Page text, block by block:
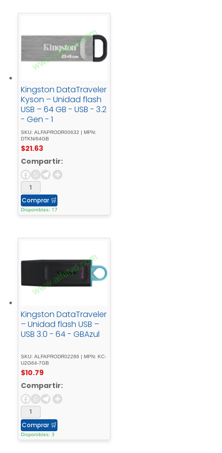
Kingston DataTraveler
Kyson – Unidad flash
USB – 64 GB - USB - 3.2
- Gen - 1
SKU: ALFAPRODR00632 | MPN:
DTKN/64GB
$21.63
Compartir:
Comprar 🛒
Disponibles: 17
Kingston DataTraveler
– Unidad flash USB –
USB 3.0 - 64 - GBAzul
SKU: ALFAPRODR02286 | MPN: KC-
U2G64-7GB
$10.79
Compartir:
Comprar 🛒
Disponibles: 3